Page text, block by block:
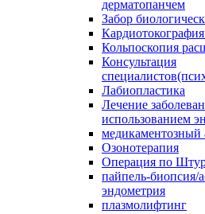
дерматопанчем
Забор
Кольпоскопия
Консультация
Лабиопластика
Лечение
использованием
медикаментозный
Озонотерапия
Операция по
пайпель-биопсия/
эндометрия
плазмолифтинг